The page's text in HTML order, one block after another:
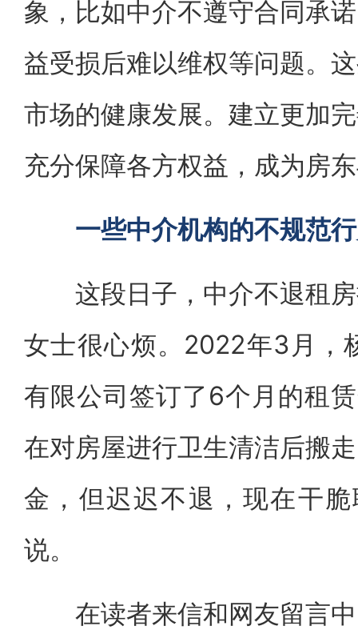
象，比如中介不遵守合同承
益受损后难以维权等问题。
市场的健康发展。建立更加
充分保障各方权益，成为房
一些中介机构的不规范
这段日子，中介不退租房
女士很心烦。2022年3月，
有限公司签订了6个月的租
在对房屋进行卫生清洁后搬
金，但迟迟不退，现在干
说。
在读者来信和网友留言中